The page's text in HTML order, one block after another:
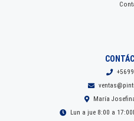
María
Lun a jue 8:00 a